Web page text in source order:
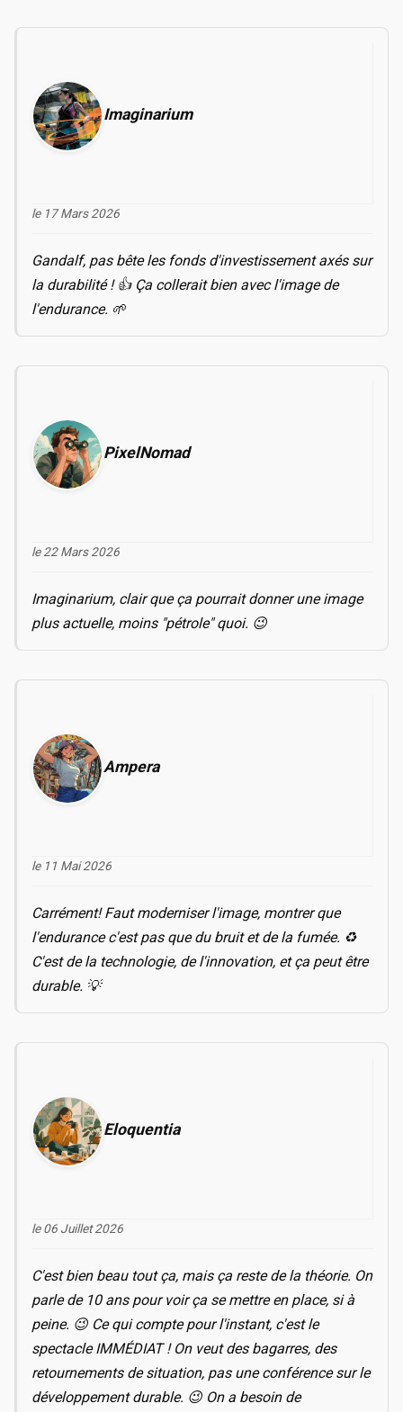
Imaginarium
le 17 Mars 2026
Gandalf, pas bête les fonds d'investissement axés sur
la durabilité ! 👍 Ça collerait bien avec l'image de
l'endurance. 🌱
PixelNomad
le 22 Mars 2026
Imaginarium, clair que ça pourrait donner une image
plus actuelle, moins "pétrole" quoi. 😉
Ampera
le 11 Mai 2026
Carrément! Faut moderniser l'image, montrer que
l'endurance c'est pas que du bruit et de la fumée. ♻️
C'est de la technologie, de l'innovation, et ça peut être
durable. 💡
Eloquentia
le 06 Juillet 2026
C'est bien beau tout ça, mais ça reste de la théorie. On
parle de 10 ans pour voir ça se mettre en place, si à
peine. 😉 Ce qui compte pour l'instant, c'est le
spectacle IMMÉDIAT ! On veut des bagarres, des
retournements de situation, pas une conférence sur le
développement durable. 😉 On a besoin de